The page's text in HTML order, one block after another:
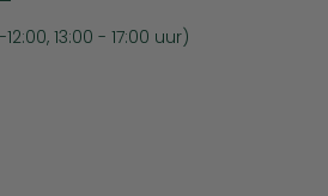
13:00 - 17:00 uur)